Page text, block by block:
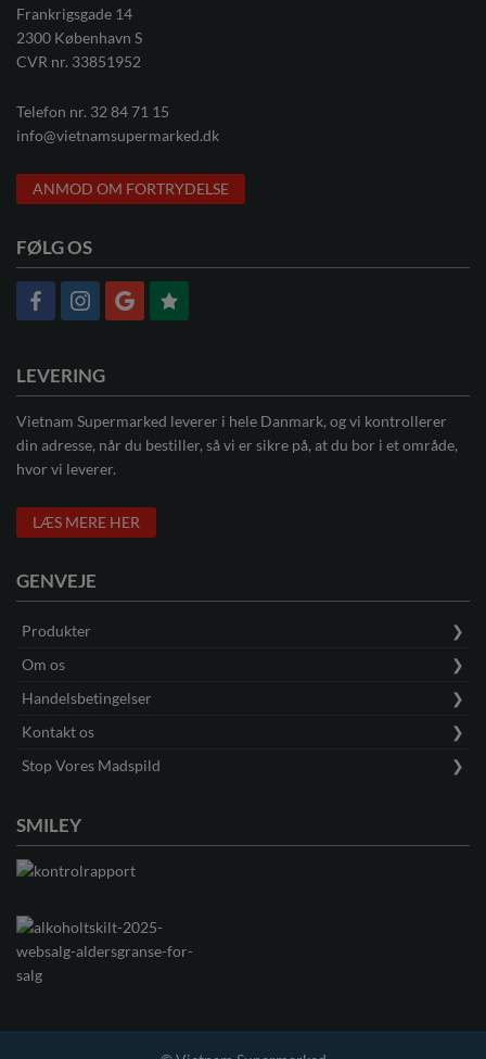
Frankrigsgade 14
2300 København S
CVR nr. 33851952
Telefon nr. 32 84 71 15
info@vietnamsupermarked.dk
ANMOD OM FORTRYDELSE
FØLG OS
LEVERING
Vietnam Supermarked leverer i hele Danmark, og vi kontrollerer
din adresse, når du bestiller, så vi er sikre på, at du bor i et område,
hvor vi leverer.
LÆS MERE HER
GENVEJE
Produkter
Om os
Handelsbetingelser
Kontakt os
Stop Vores Madspild
SMILEY